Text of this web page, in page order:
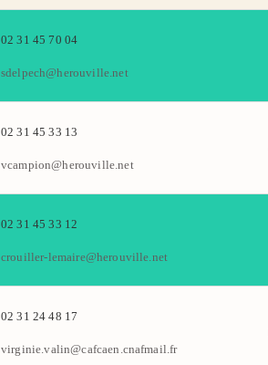
02 31 45 70 04
sdelpech@herouville.net
02 31 45 33 13
vcampion@herouville.net
02 31 45 33 12
crouiller-lemaire@herouville.net
02 31 24 48 17
virginie.valin@cafcaen.cnafmail.fr